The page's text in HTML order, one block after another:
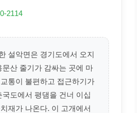
2114
설악면은 경기도에서 오지
문산 줄기가 감싸는 곳에 마
통이 불편하고 접근하기가
국도에서 평댐을 건너 이십
재가 나온다. 이 고개에서